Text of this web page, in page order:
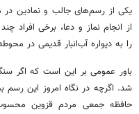
یکی از رسم‌های جالب و نمادین
از انجام نماز و دعا، برخی افراد
را به دیواره آب‌انبار قدیمی در
باور عمومی بر این است که اگر
شد. اگرچه در نگاه امروز این رسم
حافظه جمعی مردم قزوین